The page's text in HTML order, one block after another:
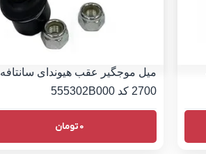
میل موجگیر عقب هیوندای سانتافه
2700 کد 555302B000
0تومان